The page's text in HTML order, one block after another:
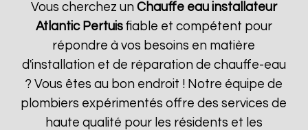
Vous cherchez un Chauffe eau installateur
Atlantic Pertuisfiable et compétent pour
répondre à vos besoins en matière
d'installation et de réparation de chauffe-eau
? Vous êtes au bon endroit ! Notre équipe de
plombiers expérimentés offre des services de
haute qualité pour les résidents et les